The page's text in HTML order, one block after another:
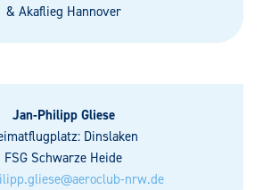
& Akaflieg Hannover
Jan-Philipp Gliese
Dinslaken
FSG Schwarze Heide
nrw.de